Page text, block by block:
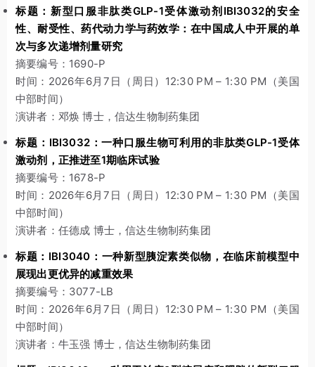
标题：新型口服非肽类GLP-1受体激动剂IBI3032的安全
性、耐受性、药代动力学与药效学：在中国成人中开展的单
次与多次递增剂量研究
摘要编号：1690-P
时间：2026年6月7日（周日）12:30 PM – 1:30 PM（美国
中部时间）
演讲者：邓焕 博士，信达生物制药集团
标题：IBI3032：一种口服生物可利用的非肽类GLP-1受体
激动剂，正推进至1期临床试验
摘要编号：1678-P
时间：2026年6月7日（周日）12:30 PM – 1:30 PM（美国
中部时间）
演讲者：任德成 博士，信达生物制药集团
标题：IBI3040：一种新型胰淀素类似物，在临床前模型中
展现出更优异的减重效果
摘要编号：3077-LB
时间：2026年6月7日（周日）12:30 PM – 1:30 PM（美国
中部时间）
演讲者：牛玉强 博士，信达生物制药集团